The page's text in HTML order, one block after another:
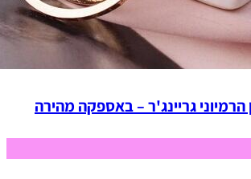
גריינג'ר – באספקה מהירה